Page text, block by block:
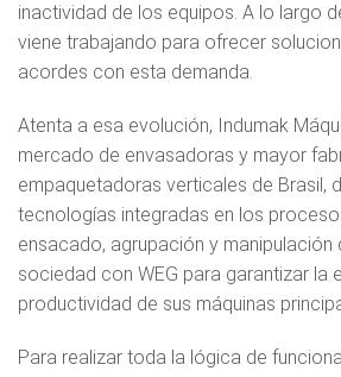
inactividad de los equipos. A lo largo
viene trabajando para ofrecer
acordes con esta demanda.
Atenta a esa evolución, Indumak
mercado de envasadoras y mayor
empaquetadoras verticales de Brasil,
tecnologías integradas en los
ensacado, agrupación y manipulación
sociedad con WEG para garantizar la
productividad de sus máquinas
Para realizar toda la lógica de